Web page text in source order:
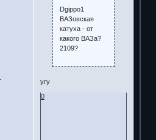
Dgippo1
ВАЗовская
катуха - от
какого ВАЗа?
2109?
угу
0